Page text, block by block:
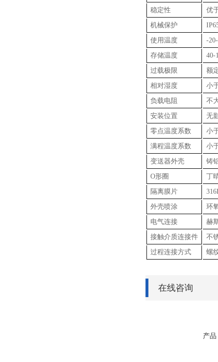
稳定性 优
机械保护
使用温度 -
存储温度 40-
过载极限 额
相对湿度 小
负载电阻 不
安装位置 无
零点温度系数 小
满程温度系数 小
变送器外壳 铸
O形圈 丁
隔离膜片
外壳喷涂 环
电气连接 赫
接触介质连接件 不
过程连接方式 螺
在线咨询
产品